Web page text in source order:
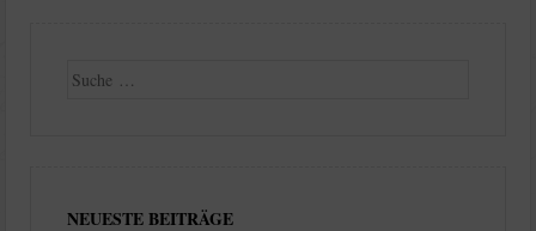
Suche
NEUESTE BEITRÄGE